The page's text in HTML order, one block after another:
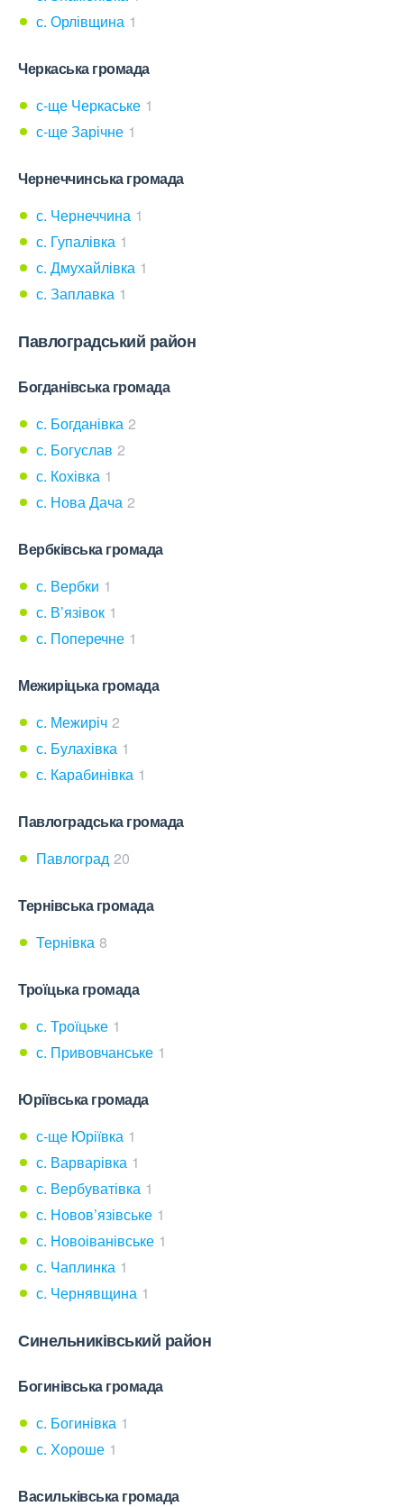
с. Орлівщина 1
Черкаська громада
с-ще Черкаське 1
с-ще Зарічне 1
Чернеччинська громада
с. Чернеччина 1
с. Гупалівка 1
с. Дмухайлівка 1
с. Заплавка 1
Павлоградський район
Богданівська громада
с. Богданівка 2
с. Богуслав 2
с. Кохівка 1
с. Нова Дача 2
Вербківська громада
с. Вербки 1
с. В’язівок 1
с. Поперечне 1
Межиріцька громада
с. Межиріч 2
с. Булахівка 1
с. Карабинівка 1
Павлоградська громада
Павлоград 20
Тернівська громада
Тернівка 8
Троїцька громада
с. Троїцьке 1
с. Привовчанське 1
Юріївська громада
с-ще Юріївка 1
с. Варварівка 1
с. Вербуватівка 1
с. Новов’язівське 1
с. Новоіванівське 1
с. Чаплинка 1
с. Чернявщина 1
Синельниківський район
Богинівська громада
с. Богинівка 1
с. Хороше 1
Васильківська громада